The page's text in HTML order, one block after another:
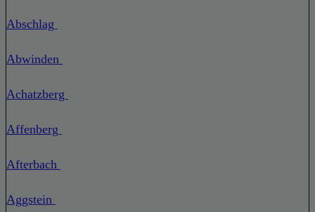
Abschlag
Abwinden
Achatzberg
Affenberg
Afterbach
Aggstein